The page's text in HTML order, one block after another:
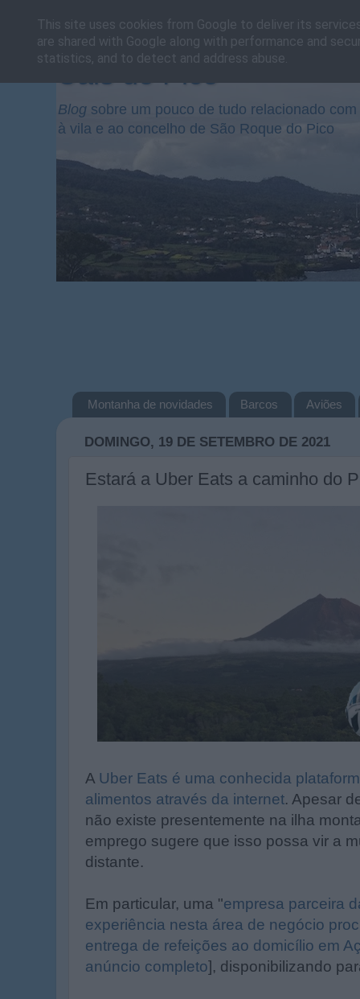
Cais do Pico
Blog sobre um pouco de tudo relacionado
à vila e ao concelho de São Roque do Pico
Montanha de novidades Barcos Aviões
DOMINGO, 19 DE SETEMBRO DE 2021
Estará a Uber Eats a caminho do
A Uber Eats é uma conhecida
alimentos através da internet. Apesar
não existe presentemente na ilha
emprego sugere que isso possa vir a
distante.
Em particular, uma "empresa parceira
experiência nesta área de negócio
entrega de refeições ao domicílio em
anúncio completo], disponibilizando
This site uses cookies from Google to deliver its
are shared with Google along with performance and
statistics, and to detect and address abuse.